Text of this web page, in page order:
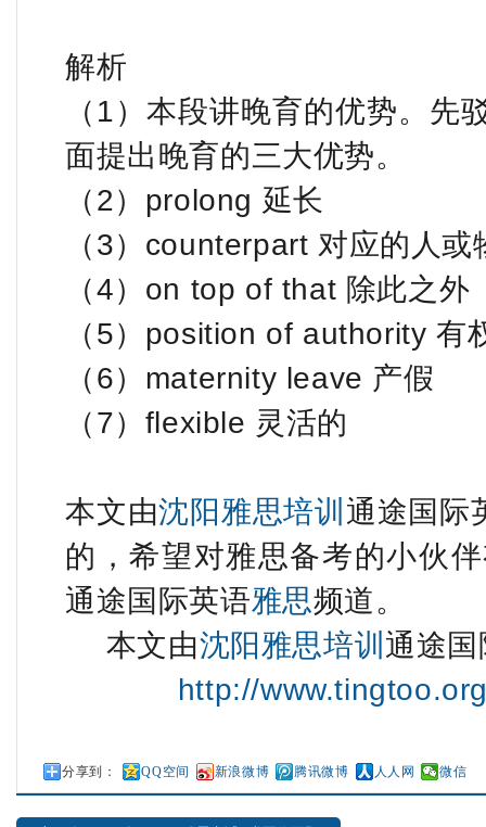
解析
（1）本段讲晚育的优势。先
面提出晚育的三大优势。
（2）prolong 延长
（3）counterpart 对应的人或
（4）on top of that 除此之外
（5）position of authority 有
（6）maternity leave 产假
（7）flexible 灵活的
本文由沈阳雅思培训 通途国际
的，希望对雅思备考的小伙
通途国际英语雅思频道。
本文由沈阳雅思培训 通途
http://
分享到： QQ空间 新浪微博 腾讯微博 人人网 微信